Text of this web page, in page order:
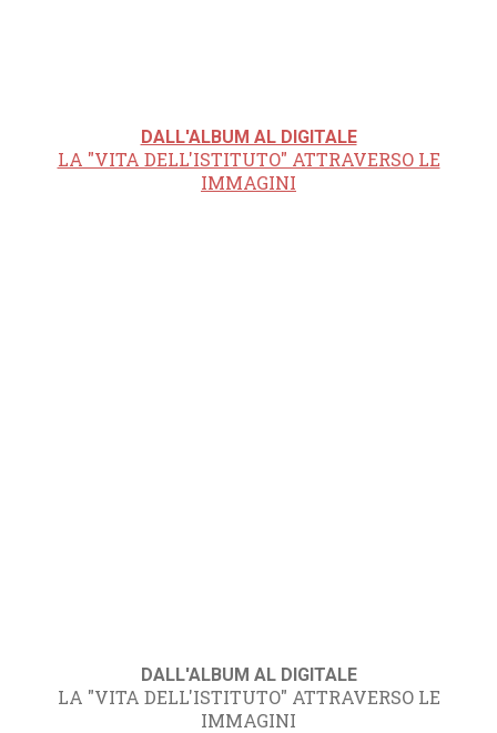
DALL'ALBUM AL DIGITALE
LA "VITA DELL'ISTITUTO" ATTRAVERSO LE
IMMAGINI
DALL'ALBUM AL DIGITALE
LA "VITA DELL'ISTITUTO" ATTRAVERSO LE
IMMAGINI